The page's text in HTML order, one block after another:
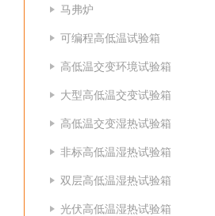
马弗炉
可编程高低温试验箱
高低温交变环境试验箱
大型高低温交变试验箱
高低温交变湿热试验箱
非标高低温湿热试验箱
双层高低温湿热试验箱
光伏高低温湿热试验箱